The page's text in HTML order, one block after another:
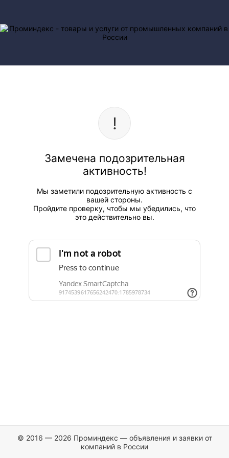
Замечена подозрительная
активность!
Мы заметили подозрительную активность с
вашей стороны.
Пройдите проверку, чтобы мы убедились, что
это действительно вы.
© 2016 — 2026 Проминдекс — объявления и заявки от
компаний в России